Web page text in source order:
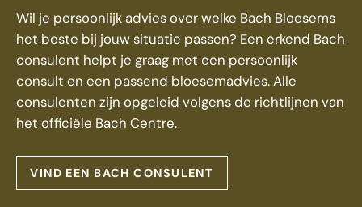
Wil je persoonlijk advies over welke Bach Bloesems
het beste bij jouw situatie passen? Een erkend Bach
consulent helpt je graag met een persoonlijk
consult en een passend bloesemadvies. Alle
consulenten zijn opgeleid volgens de richtlijnen van
het officiële Bach Centre.
VIND EEN BACH CONSULENT